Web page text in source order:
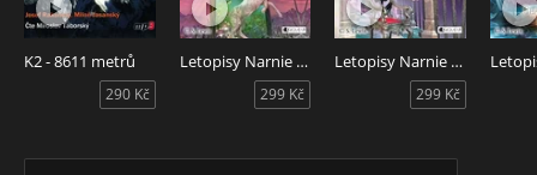
K2 - 8611 metrů
290 Kč
Letopisy Narnie 7 - Poslední bitva
299 Kč
Letopisy Narnie 6 - Stříbrná židle
299 Kč